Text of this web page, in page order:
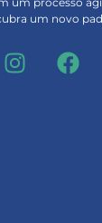
um novo